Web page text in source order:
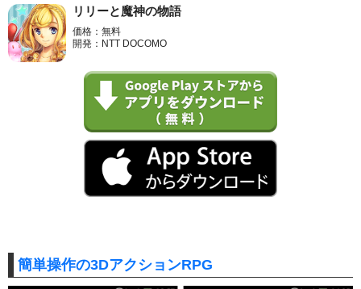
リリーと魔神の物語
価格：無料
開発：NTT DOCOMO
簡単操作の3DアクションRPG